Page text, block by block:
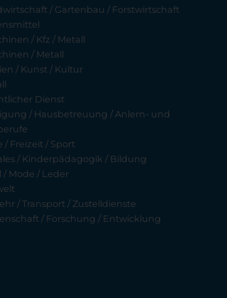
/ Gartenbau / Forstwirtschaft
/ Kfz / Metall
/ Metall
/ Kunst / Kultur
Dienst
/ Hausbetreuung / Anlern- und
/ Freizeit / Sport
/ Kinderpädagogik / Bildung
/ Mode / Leder
/ Transport / Zustelldienste
/ Forschung / Entwicklung